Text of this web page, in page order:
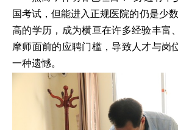
国考试，但能进入正规医院的仍是少
高的学历，成为横亘在许多经验丰富
摩师面前的应聘门槛，导致人才与岗
一种遗憾。